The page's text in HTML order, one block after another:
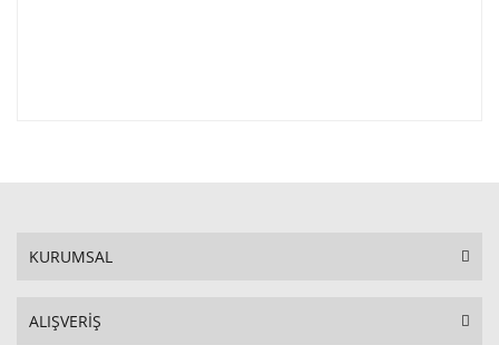
KURUMSAL
ALIŞVERİŞ